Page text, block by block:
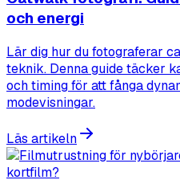
och energi
Lär dig hur du fotograferar
teknik. Denna guide täcker
och timing för att fånga
modevisningar.
Läs artikeln